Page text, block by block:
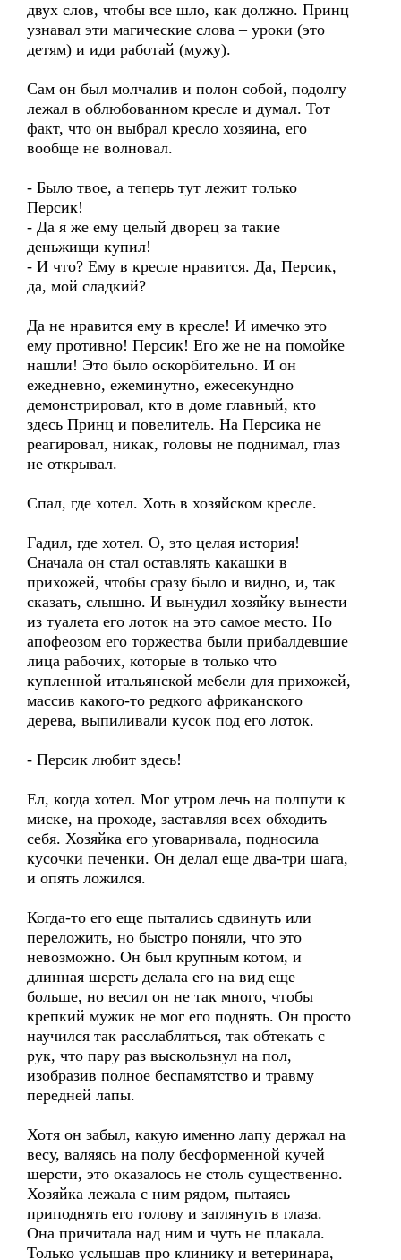
двух слов, чтобы все шло, как должно. Принц
узнавал эти магические слова – уроки (это
детям) и иди работай (мужу).
Сам он был молчалив и полон собой, подолгу
лежал в облюбованном кресле и думал. Тот
факт, что он выбрал кресло хозяина, его
вообще не волновал.
- Было твое, а теперь тут лежит только
Персик!
- Да я же ему целый дворец за такие
деньжищи купил!
- И что? Ему в кресле нравится. Да, Персик,
да, мой сладкий?
Да не нравится ему в кресле! И имечко это
ему противно! Персик! Его же не на помойке
нашли! Это было оскорбительно. И он
ежедневно, ежеминутно, ежесекундно
демонстрировал, кто в доме главный, кто
здесь Принц и повелитель. На Персика не
реагировал, никак, головы не поднимал, глаз
не открывал.
Спал, где хотел. Хоть в хозяйском кресле.
Гадил, где хотел. О, это целая история!
Сначала он стал оставлять какашки в
прихожей, чтобы сразу было и видно, и, так
сказать, слышно. И вынудил хозяйку вынести
из туалета его лоток на это самое место. Но
апофеозом его торжества были прибалдевшие
лица рабочих, которые в только что
купленной итальянской мебели для прихожей,
массив какого-то редкого африканского
дерева, выпиливали кусок под его лоток.
- Персик любит здесь!
Ел, когда хотел. Мог утром лечь на полпути к
миске, на проходе, заставляя всех обходить
себя. Хозяйка его уговаривала, подносила
кусочки печенки. Он делал еще два-три шага,
и опять ложился.
Когда-то его еще пытались сдвинуть или
переложить, но быстро поняли, что это
невозможно. Он был крупным котом, и
длинная шерсть делала его на вид еще
больше, но весил он не так много, чтобы
крепкий мужик не мог его поднять. Он просто
научился так расслабляться, так обтекать с
рук, что пару раз выскользнул на пол,
изобразив полное беспамятство и травму
передней лапы.
Хотя он забыл, какую именно лапу держал на
весу, валяясь на полу бесформенной кучей
шерсти, это оказалось не столь существенно.
Хозяйка лежала с ним рядом, пытаясь
приподнять его голову и заглянуть в глаза.
Она причитала над ним и чуть не плакала.
Только услышав про клинику и ветеринара,